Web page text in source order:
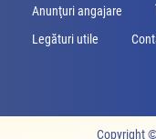
Anunţuri angajare
Legături utile
Copyright